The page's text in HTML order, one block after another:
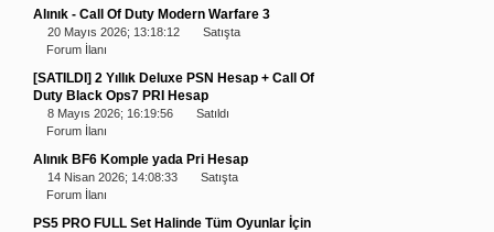
Alınık - Call Of Duty Modern Warfare 3
20 Mayıs 2026; 13:18:12
Satışta
Forum İlanı
[SATILDI] 2 Yıllık Deluxe PSN Hesap + Call Of
Duty Black Ops7 PRI Hesap
8 Mayıs 2026; 16:19:56
Satıldı
Forum İlanı
Alınık BF6 Komple yada Pri Hesap
14 Nisan 2026; 14:08:33
Satışta
Forum İlanı
PS5 PRO FULL Set Halinde Tüm Oyunlar İçin